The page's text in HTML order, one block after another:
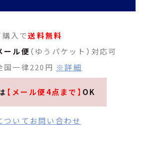
入で送料無料
ール便 （ゆうパケット）対応可
国一律220円 ※詳細
【メール便4点まで】 OK
ついてお問い合わせ